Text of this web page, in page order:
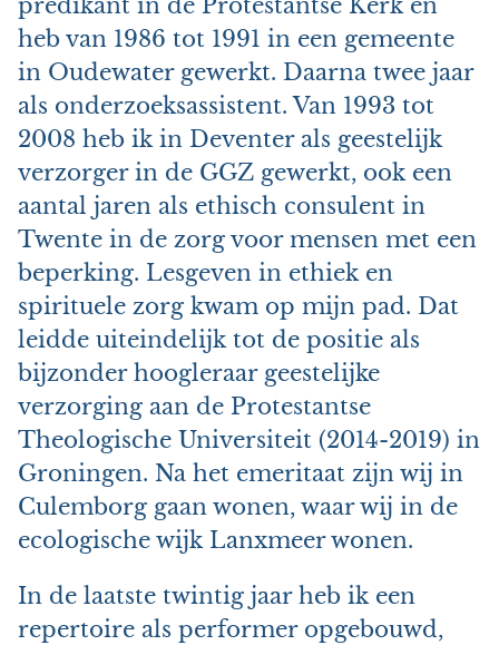
predikant in de Protestantse Kerk en
heb van 1986 tot 1991 in een gemeente
in Oudewater gewerkt. Daarna twee jaar
als onderzoeksassistent. Van 1993 tot
2008 heb ik in Deventer als geestelijk
verzorger in de GGZ gewerkt, ook een
aantal jaren als ethisch consulent in
Twente in de zorg voor mensen met een
beperking. Lesgeven in ethiek en
spirituele zorg kwam op mijn pad. Dat
leidde uiteindelijk tot de positie als
bijzonder hoogleraar geestelijke
verzorging aan de Protestantse
Theologische Universiteit (2014-2019) in
Groningen. Na het emeritaat zijn wij in
Culemborg gaan wonen, waar wij in de
ecologische wijk Lanxmeer wonen.
In de laatste twintig jaar heb ik een
repertoire als performer opgebouwd,